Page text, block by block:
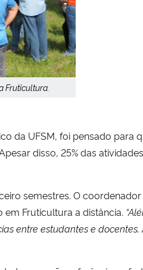
Fruticultura.
da UFSM, foi pensado para
disso, 25% das
semestres. O
Fruticultura a distância.
entre estudantes e docentes.